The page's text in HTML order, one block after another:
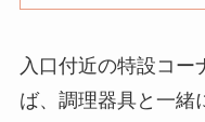
入口付近の特設コ
ば、調理器具と一緒